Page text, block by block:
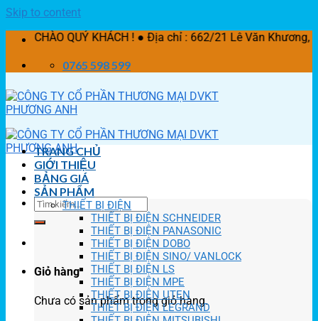
Skip to content
CHÀO QUÝ KHÁCH ! ● Địa chỉ : 662/21 Lê Văn Khương, P.
0765 598 599
Giỏ hàng
Chưa có sản phẩm trong giỏ hàng.
TRANG CHỦ
GIỚI THIỆU
BẢNG GIÁ
SẢN PHẨM
THIẾT BỊ ĐIỆN
THIẾT BỊ ĐIỆN SCHNEIDER
THIẾT BỊ ĐIỆN PANASONIC
THIẾT BỊ ĐIỆN DOBO
THIẾT BỊ ĐIỆN SINO/ VANLOCK
THIẾT BỊ ĐIỆN LS
THIẾT BỊ ĐIỆN MPE
THIẾT BỊ ĐIỆN UTEN
THIẾT BỊ ĐIỆN LEGRAND